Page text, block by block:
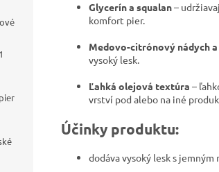
Glycerín a squalan–
komfort pier.
Medovo-citrónový nádych
vysoký lesk.
Ľahká olejová textúra –
vrství pod alebo na iné
Účinky produktu:
dodáva vysoký lesk s